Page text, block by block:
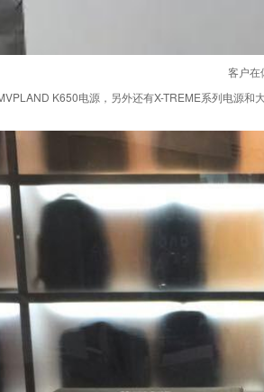
客户在
K650电源，另外还有X-TREME系列电源